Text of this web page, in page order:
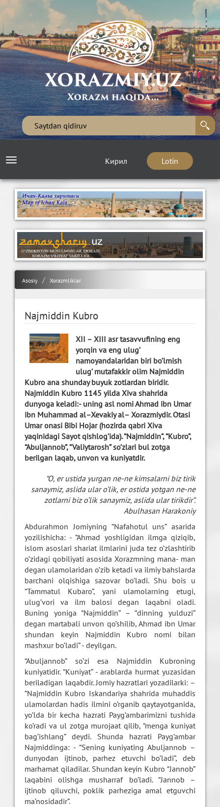
Кирил Lotin
Toggle
Asosiy Xorazmliklar
Najmiddin Kubro
XII – XIII asr tasavvufining eng
yorqin va eng ulug’
namoyandalaridan biri bo’lmish
ulug’ mutafakkir olim Najmiddin
Kubro ana shunday buyuk zotlardan biridir.
Najmiddin Kubro 1145 yilda Xiva shahrida
dunyoga keladi:- uning asl nomi Ahmad ibn Umar
ibn Muhammad al–Xevakiy al– Xorazmiydir. Otasi
Umar onasi Bibi Hojar (hozirda qabri Xiva
yaqinidagi Sayot qishlog’ida). “Najmiddin”, “Kubro”,
“Abuljannob”, “Valiytarosh” so’zlari bul zotga
berilgan laqab, unvon va kuniyatdir.
“O, er ustida yurgan ne-ne kimsalarni biz tirik
sanaymiz, aslida ular o’lik, er ostida yotgan ne-ne
zotlarni biz o’lik sanaymiz, aslida ular tirikdir”.
Abulhasan Harakoniy
Abdurahmon Jomiyning “Nafahotul uns” asarida
yozilishicha: - “Ahmad yoshligidan ilmga qiziqib,
islom asoslari shariat ilmlarini juda tez o’zlashtirib
o’zidagi qobiliyati asosida Xorazmning mana- man
degan ulamolaridan o’zib ketadi va ilmiy bahslarda
barchani olqishiga sazovar bo’ladi. Shu bois u
“Tammatul Kubaro”, yani ulamolarning etugi,
ulug’vori va ilm balosi degan laqabni oladi.
Buning yoniga “Najmiddin” – “dinning yulduzi”
degan martabali unvon qo’shilib, Ahmad ibn Umar
shundan keyin Najmiddin Kubro nomi bilan
mashxur bo’ladi” - deyilgan.
“Abuljannob” so’zi esa Najmiddin Kubroning
kuniyatidir. “Kuniyat” - arablarda hurmat yuzasidan
beriladigan laqabdir. Jomiy hazratlari yozadilarki: –
“Najmiddin Kubro Iskandariya shahrida muhaddis
ulamolardan hadis ilmini o’rganib qaytayotganida,
yo’lda bir kecha hazrati Payg’ambarimizni tushida
ko’radi va ul zotga murojaat qilib, “menga kuniyat
bag’ishlang” deydi. Shunda hazrati Payg’ambar
Najmiddinga: - “Sening kuniyating Abuljannob –
dunyodan ijtinob, parhez etuvchi bo’ladi”, deb
marhamat qiladilar. Shundan keyin Kubro “Jannob”
laqabini olishga musharraf bo’ladi. “Jannob –
ijtinob qiluvchi, poklik parheziga amal etguvchi
ma’nosidadir”.